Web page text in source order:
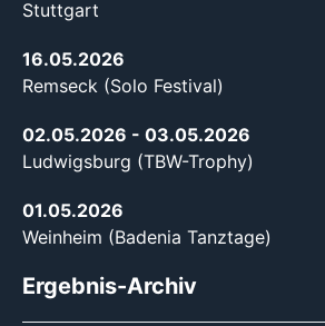
Stuttgart
16.05.2026
Remseck (Solo Festival)
02.05.2026 - 03.05.2026
Ludwigsburg (TBW-Trophy)
01.05.2026
Weinheim (Badenia Tanztage)
Ergebnis-Archiv